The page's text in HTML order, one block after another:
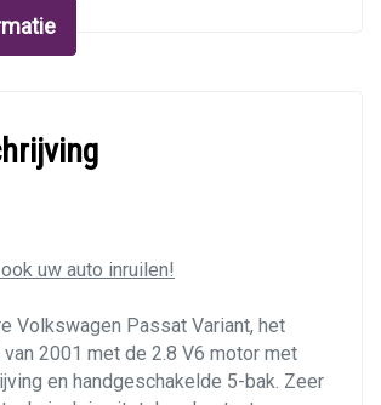
voor
(kunst)leder
elektrisch verstel- en
uw auto inruilen!
Volkswagen Passat Variant, het
2001 met de 2.8 V6 motor met
en handgeschakelde 5-bak. Zeer